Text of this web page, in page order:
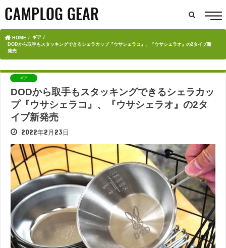
HOME
ギア
DODから取手もスタッキングできるシェラカップ『ウサシェラコ』、『ウサシェラオ』の2タイプ新
発売
ギア
DODから取手もスタッキングできるシェラカッ
プ『ウサシェラコ』、『ウサシェラオ』の2タ
イプ新発売
2022年2月23日